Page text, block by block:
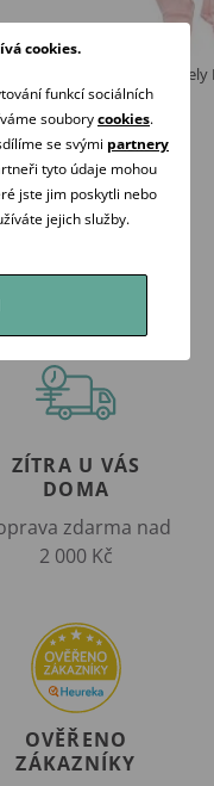
PINOKIO Overal
349 Kč
Skladem
Koupit
ZÍTRA U VÁS
DOMA
zdarma nad
2 000 Kč
OVĚŘENO
ZÁKAZNÍKY
cookies.
funkcí sociálních
souborycookies.
se svými partnery
tyto údaje mohou
jste jim poskytli nebo
jejich služby.